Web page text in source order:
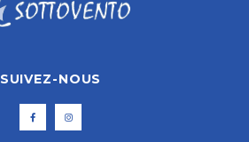
SUIVEZ-NOUS